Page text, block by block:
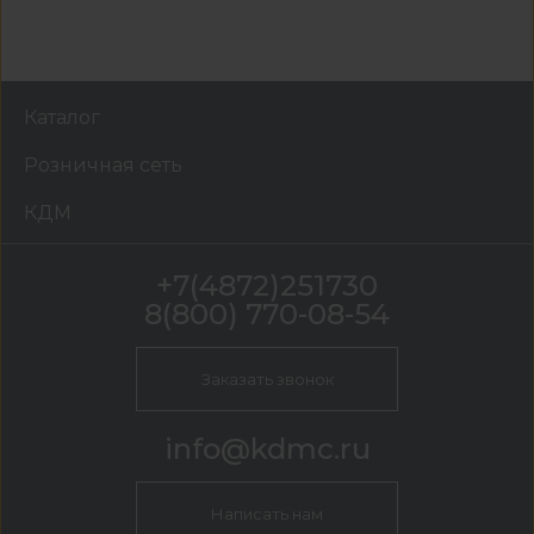
Каталог
Розничная сеть
КДМ
+7(4872)251730
8(800) 770-08-54
Заказать звонок
info@kdmc.ru
Написать нам